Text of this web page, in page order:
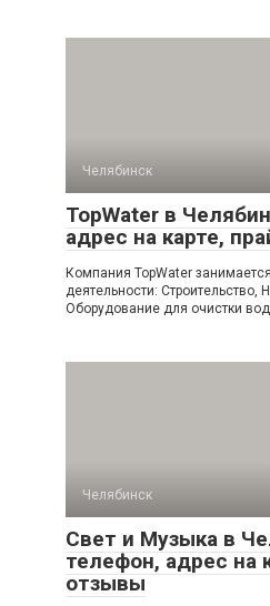
Челябинск
TopWater в
адрес на карте,
Компания TopWater
деятельности: Строительство,
Оборудование для очистки
Челябинск
Свет и Музыка в
телефон, адрес на
отзывы